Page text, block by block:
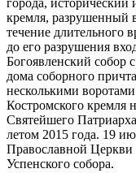
кремля, разрушенный
течение длительного
до его разрушения
Богоявленский собор
дома соборного
несколькими
Костромского кремля
Святейшего
летом 2015 года. 19
Православной Церкви
Успенского собора.